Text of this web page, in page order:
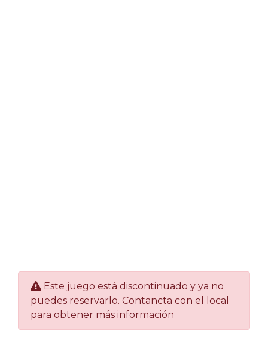
Este juego está discontinuado y ya no
puedes reservarlo. Contancta con el local
para obtener más información